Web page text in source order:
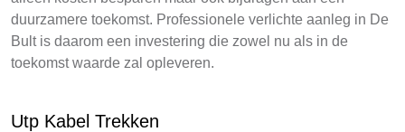
duurzamere toekomst. Professionele verlichte aanleg in De
Bult is daarom een investering die zowel nu als in de
toekomst waarde zal opleveren.
Utp Kabel Trekken